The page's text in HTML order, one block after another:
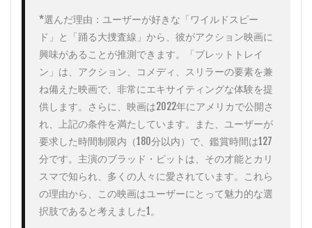
*選んだ理由：ユーザーが好きな「ワイルドスピー
ド」と「踊る大捜査線」から、彼がアクション映画に
興味があることが推測できます。「ブレットトレイ
ン」は、アクション、コメディ、スリラーの要素を兼
ね備えた映画で、非常にエキサイティングな体験を提
供します。さらに、映画は2022年にアメリカで公開さ
れ、上記の条件を満たしています。また、ユーザーが
要求した時間制限内（180分以内）で、鑑賞時間は127
分です。主演のブラッド・ピットは、その才能とカリ
スマで知られ、多くの人々に愛されています。これら
の理由から、この映画はユーザーにとって魅力的な選
択肢であると考えました​1​。